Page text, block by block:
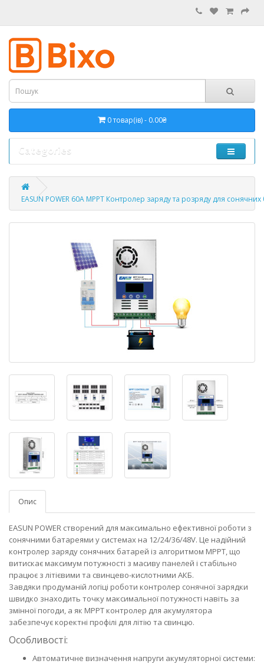
0 товар(ів) - 0.00₴
Categories
EASUN POWER 60A MPPT Контролер заряду та розряду для
Опис
EASUN POWER створений для максимально ефективної роботи з
сонячними батареями у системах на 12/24/36/48V. Це надійний
контролер заряду сонячних батарей із алгоритмом MPPT, що
витискає максимум потужності з масиву панелей і стабільно
працює з літієвими та свинцево-кислотними АКБ.
Завдяки продуманій логіці роботи контролер сонячної зарядки
швидко знаходить точку максимальної потужності навіть за
змінної погоди, а як MPPT контролер для акумулятора
забезпечує коректні профілі для літію та свинцю.
Особливості:
Автоматичне визначення напруги акумуляторної системи: